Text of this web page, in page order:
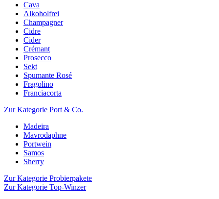
Cava
Alkoholfrei
Champagner
Cidre
Cider
Crémant
Prosecco
Sekt
Spumante Rosé
Fragolino
Franciacorta
Zur Kategorie Port & Co.
Madeira
Mavrodaphne
Portwein
Samos
Sherry
Zur Kategorie Probierpakete
Zur Kategorie Top-Winzer